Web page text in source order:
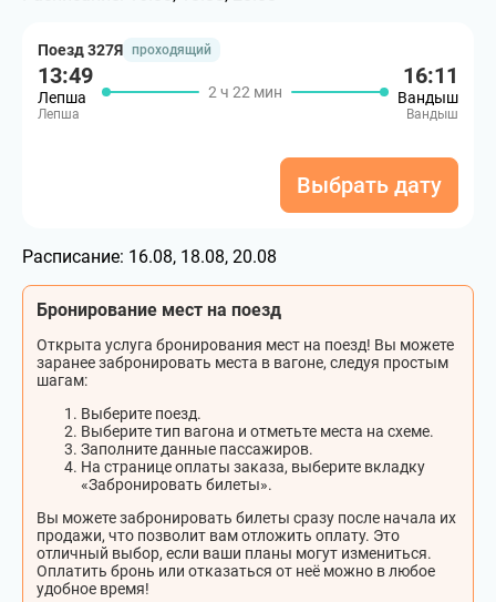
Поезд 327Я проходящий
13:49
Лепша
Лепша
2 ч 22 мин
16:11
Вандыш
Вандыш
Выбрать дату
Расписание: 16.08, 18.08, 20.08
Бронирование мест на поезд
Открыта услуга бронирования мест на поезд! Вы можете
заранее забронировать места в вагоне, следуя простым
шагам:
Выберите поезд.
Выберите тип вагона и отметьте места на схеме.
Заполните данные пассажиров.
На странице оплаты заказа, выберите вкладку
«Забронировать билеты».
Вы можете забронировать билеты сразу после начала их
продажи, что позволит вам отложить оплату. Это
отличный выбор, если ваши планы могут измениться.
Оплатить бронь или отказаться от неё можно в любое
удобное время!